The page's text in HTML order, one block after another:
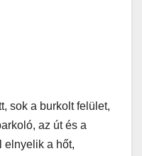
sok a burkolt felület,
az út és a
elnyelik a hőt,